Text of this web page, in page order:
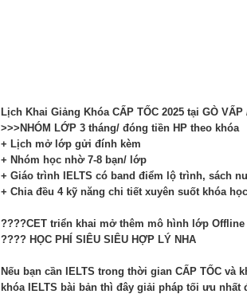
Lịch Khai Giảng Khóa CẤP TỐC 2025 tại GÒ VẤP
>>>NHÓM LỚP 3 tháng/ đóng tiền HP theo khóa
+ Lịch mở lớp gửi đính kèm
+ Nhóm học nhờ 7-8 bạn/ lớp
+ Giáo trình IELTS có band điểm lộ trình, sách
+ Chia đều 4 kỹ năng chi tiết xuyên suốt khóa
????CET triển khai mở thêm mô hình lớp
???? HỌC PHÍ SIÊU SIÊU HỢP LÝ NHA
Nếu bạn cần IELTS trong thời gian CẤP TỐC
khóa IELTS bài bản thì đây giải pháp tối ưu nhất